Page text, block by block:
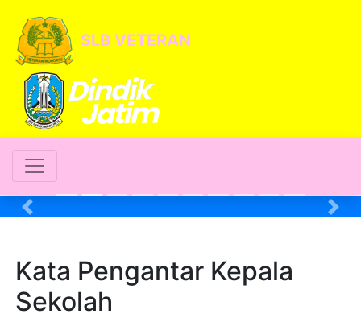
SLB VETERAN
Previous Next
Kata Pengantar Kepala
Sekolah